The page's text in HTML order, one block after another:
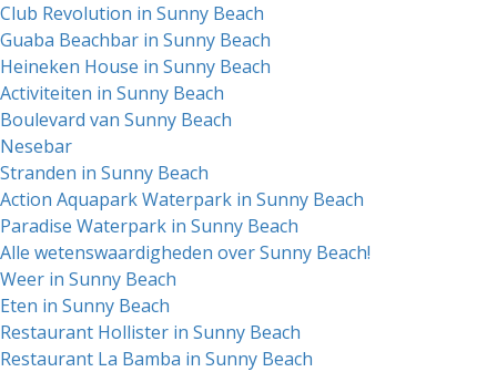
Club Revolution in Sunny Beach
Guaba Beachbar in Sunny Beach
Heineken House in Sunny Beach
Activiteiten in Sunny Beach
Boulevard van Sunny Beach
Nesebar
Stranden in Sunny Beach
Action Aquapark Waterpark in Sunny Beach
Paradise Waterpark in Sunny Beach
Alle wetenswaardigheden over Sunny Beach!
Weer in Sunny Beach
Eten in Sunny Beach
Restaurant Hollister in Sunny Beach
Restaurant La Bamba in Sunny Beach